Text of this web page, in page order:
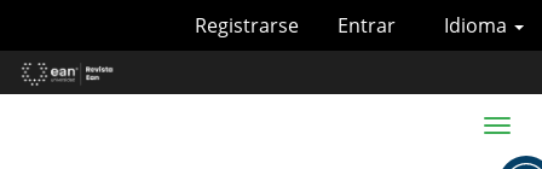
Contenido
principal
Idioma
Registrarse Entrar
Toggle